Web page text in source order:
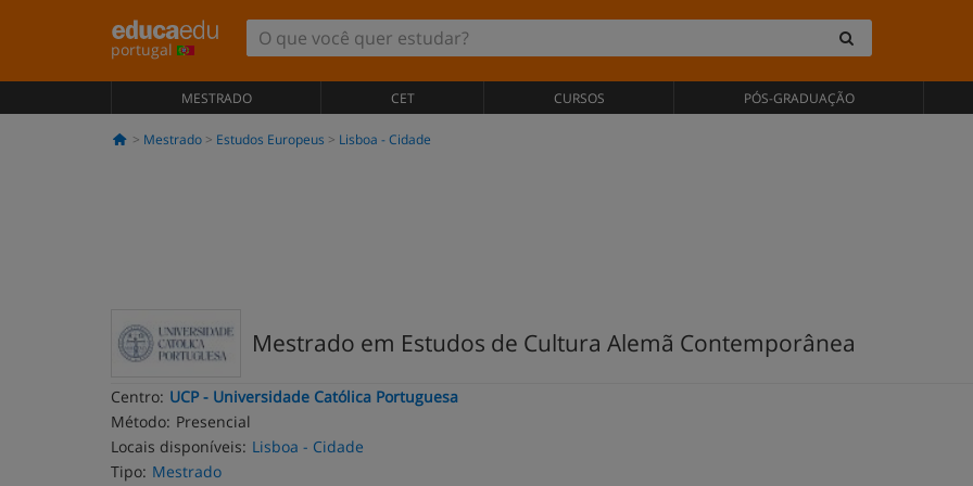
portugal
MESTRADO CET CURSOS PÓS-GRADUAÇÃO
Mestrado Estudos Europeus Lisboa - Cidade
Mestrado em Estudos de Cultura Alemã Contemporânea
Centro: UCP - Universidade Católica Portuguesa
Método: Presencial
Locais disponíveis: Lisboa - Cidade
Tipo: Mestrado